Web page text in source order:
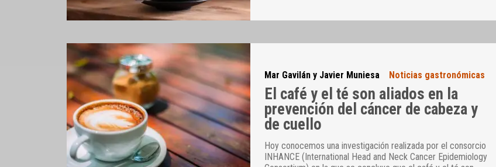
Mar Gavilán y Javier Muniesa Noticias gastronómicas
El café y el té son aliados en la
prevención del cáncer de cabeza y
de cuello
Hoy conocemos una investigación realizada por el consorcio
INHANCE (International Head and Neck Cancer Epidemiology